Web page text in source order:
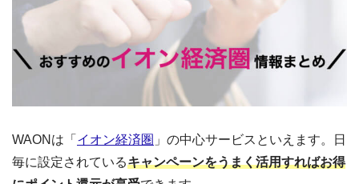
WAONは「 イオン経済圏 」の中心サービスといえます。日
毎に設定されているキャンペーンをうまく活用すればお得